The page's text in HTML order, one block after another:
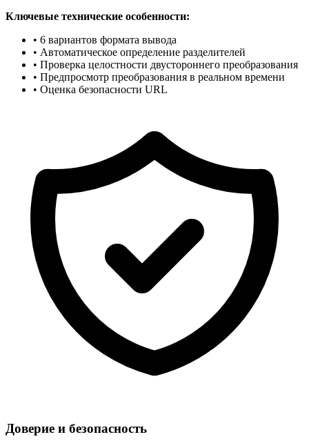
Ключевые технические особенности:
• 6 вариантов формата вывода
• Автоматическое определение разделителей
• Проверка целостности двустороннего преобразования
• Предпросмотр преобразования в реальном времени
• Оценка безопасности URL
Доверие и безопасность